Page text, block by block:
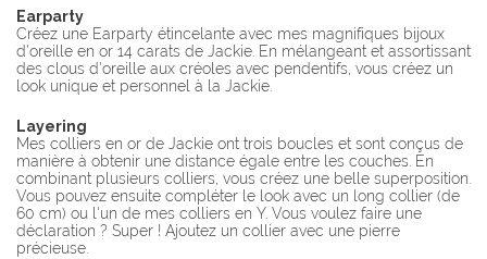
Earparty
Créez une Earparty étincelante avec mes magnifiques bijoux
d'oreille en or 14 carats de Jackie. En mélangeant et assortissant
des clous d'oreille aux créoles avec pendentifs, vous créez un
look unique et personnel à la Jackie.
Layering
Mes colliers en or de Jackie ont trois boucles et sont conçus de
manière à obtenir une distance égale entre les couches. En
combinant plusieurs colliers, vous créez une belle superposition.
Vous pouvez ensuite compléter le look avec un long collier (de
60 cm) ou l'un de mes colliers en Y. Vous voulez faire une
déclaration ? Super ! Ajoutez un collier avec une pierre
précieuse.